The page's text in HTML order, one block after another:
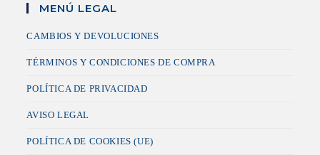
MENÚ LEGAL
CAMBIOS Y DEVOLUCIONES
TÉRMINOS Y CONDICIONES DE COMPRA
POLÍTICA DE PRIVACIDAD
AVISO LEGAL
POLÍTICA DE COOKIES (UE)